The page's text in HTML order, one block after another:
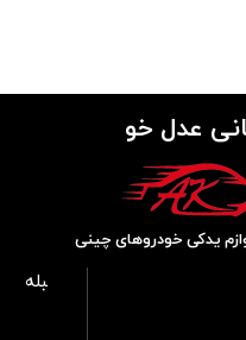
عدل خو
یدکی خودروهای چینی
​بلبله​​​​​​​بله